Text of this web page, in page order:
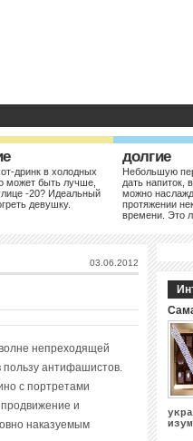
дринк в холодных
может быть лучше,
-20? Идеальный
девушку.
долгие
Небольшую
дать напиток,
можно
протяжении
времени. Это
03.06.2012
непреходящей
пользу антифашистов.
с портретами
и
наказуемым